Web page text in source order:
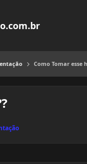
Como Tomar esse